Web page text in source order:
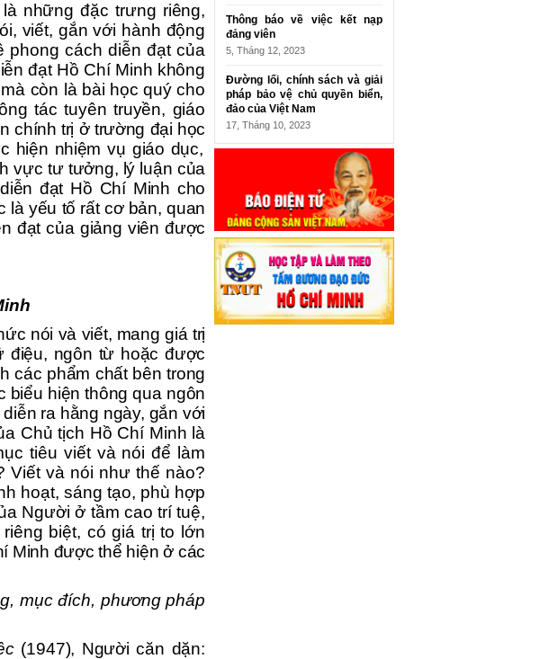
những đặc trưng riêng,
viết, gắn với hành động
phong cách diễn đạt của
đạt Hồ Chí Minh không
còn là bài học quý cho
tác tuyên truyền, giáo
chính trị ở trường đại học
hiện nhiệm vụ giáo dục,
vực tư tưởng, lý luận của
đạt Hồ Chí Minh cho
là yếu tố rất cơ bản, quan
đạt của giảng viên được
nói và viết, mang giá trị
điệu, ngôn từ hoặc được
các phẩm chất bên trong
hiện thông qua ngôn
ra hằng ngày, gắn với
Chủ tịch Hồ Chí Minh là
tiêu viết và nói để làm
Viết và nói như thế nào?
hoạt, sáng tạo, phù hợp
Người ở tầm cao trí tuệ,
biệt, có giá trị to lớn
Minh được thể hiện ở các
mục đích, phương pháp
(1947), Người căn dặn:
Thông báo về việc kết nạp
đảng viên
5, Tháng 12, 2023
Đường lối, chính sách và giải
pháp bảo vệ chủ quyền biển,
đảo của Việt Nam
17, Tháng 10, 2023